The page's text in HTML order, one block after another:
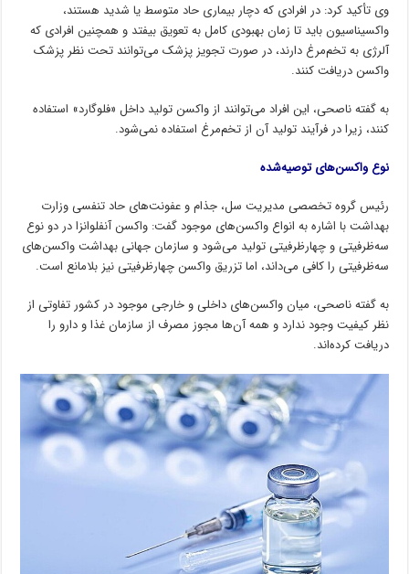
وی تأکید کرد: در افرادی که دچار بیماری حاد متوسط یا شدید هستند،
واکسیناسیون باید تا زمان بهبودی کامل به تعویق بیفتد و همچنین افرادی که
آلرژی به تخم‌مرغ دارند، در صورت تجویز پزشک می‌توانند تحت نظر پزشک
واکسن دریافت کنند.
به گفته ناصحی، این افراد می‌توانند از واکسن تولید داخل «فلوگارد» استفاده
کنند، زیرا در فرآیند تولید آن از تخم‌مرغ استفاده نمی‌شود.
نوع واکسن‌های توصیه‌شده
رئیس گروه تخصصی مدیریت سل، جذام و عفونت‌های حاد تنفسی وزارت
بهداشت با اشاره به انواع واکسن‌های موجود گفت: واکسن آنفلوانزا در دو نوع
سه‌ظرفیتی و چهارظرفیتی تولید می‌شود و سازمان جهانی بهداشت واکسن‌های
سه‌ظرفیتی را کافی می‌داند، اما تزریق واکسن چهارظرفیتی نیز بلامانع است.
به گفته ناصحی، میان واکسن‌های داخلی و خارجی موجود در کشور تفاوتی از
نظر کیفیت وجود ندارد و همه آن‌ها مجوز مصرف از سازمان غذا و دارو را
دریافت کرده‌اند.